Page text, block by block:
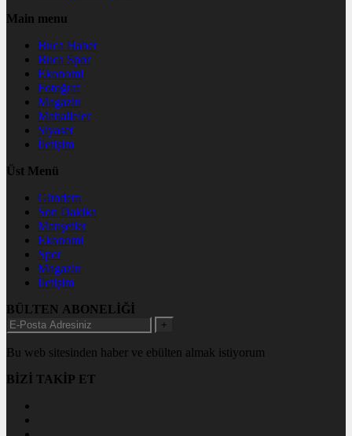
Main menu
Buca Haber
Buca Spor
Ekonomi
Fotoğraf
Magazin
Mahalleler
Siyaset
İletişim
Üst Menü
Gündem
Son Dakika
Manşetler
Ekonomi
Spor
Magazin
İletişim
BÜLTEN ABONELİĞİ
+
Bu web sitesinden haber ve ebülten almak istiyorum
BİZİ TAKİP ET